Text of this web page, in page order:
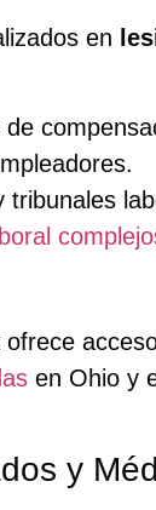
en
tribunales
ofrece
en Ohio y
y